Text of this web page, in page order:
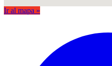
Ir al mapa »